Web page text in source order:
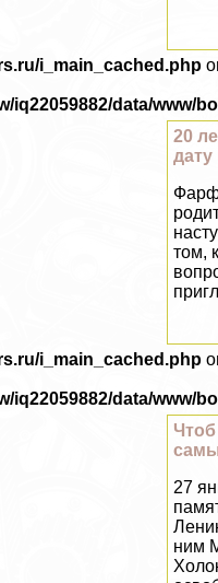
i_main_cached.php
iq22059882/data/www/
20
дату
том,
i_main_cached.php
iq22059882/data/www/
27
ним